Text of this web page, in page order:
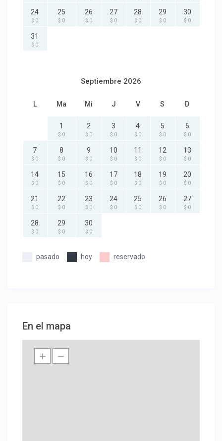
24
$ 0
25
$ 0
26
$ 0
27
$ 0
28
$ 0
29
$ 0
30
$ 0
31
$ 0
Septiembre 2026
L Ma Mi J V S D
1
$ 0
2
$ 0
3
$ 0
4
$ 0
5
$ 0
6
$ 0
7
$ 0
8
$ 0
9
$ 0
10
$ 0
11
$ 0
12
$ 0
13
$ 0
14
$ 0
15
$ 0
16
$ 0
17
$ 0
18
$ 0
19
$ 0
20
$ 0
21
$ 0
22
$ 0
23
$ 0
24
$ 0
25
$ 0
26
$ 0
27
$ 0
28
$ 0
29
$ 0
30
$ 0
pasado hoy reservado
En el mapa